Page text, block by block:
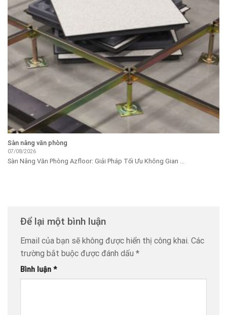
Sàn nâng văn phòng
07/08/2026
Sàn Nâng Văn Phòng Azfloor: Giải Pháp Tối Ưu Không Gian ...
Để lại một bình luận
Email của bạn sẽ không được hiển thị công khai. Các
trường bắt buộc được đánh dấu *
Bình luận *